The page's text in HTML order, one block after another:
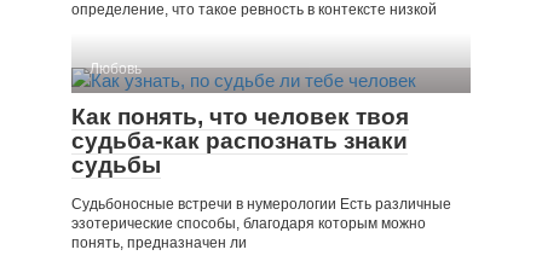
определение, что такое ревность в контексте низкой
Любовь
Как понять, что человек твоя
судьба-как распознать знаки
судьбы
Судьбоносные встречи в нумерологии Есть различные
эзотерические способы, благодаря которым можно
понять, предназначен ли